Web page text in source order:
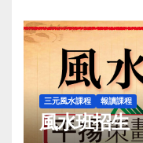
三元風水課程 報讀課程
風水班招生